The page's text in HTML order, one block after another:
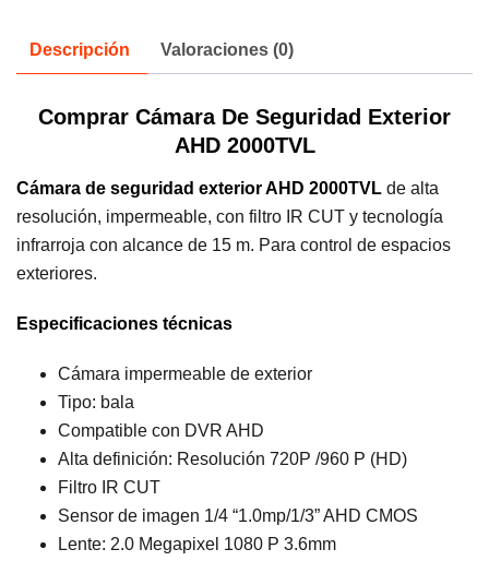
Descripción Valoraciones (0)
Comprar Cámara De Seguridad Exterior
AHD 2000TVL
Cámara de seguridad exterior AHD 2000TVL de alta
resolución, impermeable, con filtro IR CUT y tecnología
infrarroja con alcance de 15 m. Para control de espacios
exteriores.
Especificaciones técnicas
Cámara impermeable de exterior
Tipo: bala
Compatible con DVR AHD
Alta definición: Resolución 720P /960 P (HD)
Filtro IR CUT
Sensor de imagen 1/4 “1.0mp/1/3” AHD CMOS
Lente: 2.0 Megapixel 1080 P 3.6mm